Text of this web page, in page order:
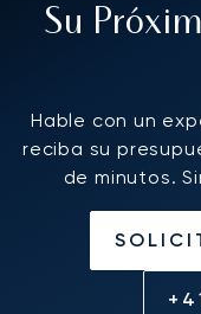
Su
Hable con un
reciba su
de minutos.